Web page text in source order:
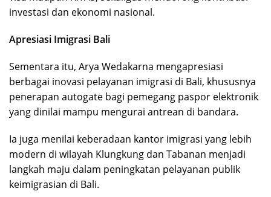
investasi dan ekonomi nasional.
Apresiasi Imigrasi Bali
Sementara itu, Arya Wedakarna mengapresiasi
berbagai inovasi pelayanan imigrasi di Bali, khususnya
penerapan autogate bagi pemegang paspor elektronik
yang dinilai mampu mengurai antrean di bandara.
Ia juga menilai keberadaan kantor imigrasi yang lebih
modern di wilayah Klungkung dan Tabanan menjadi
langkah maju dalam peningkatan pelayanan publik
keimigrasian di Bali.